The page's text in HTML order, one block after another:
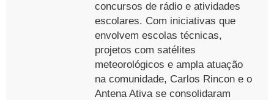
concursos de rádio e atividades
escolares. Com iniciativas que
envolvem escolas técnicas,
projetos com satélites
meteorológicos e ampla atuação
na comunidade, Carlos Rincon e o
Antena Ativa se consolidaram